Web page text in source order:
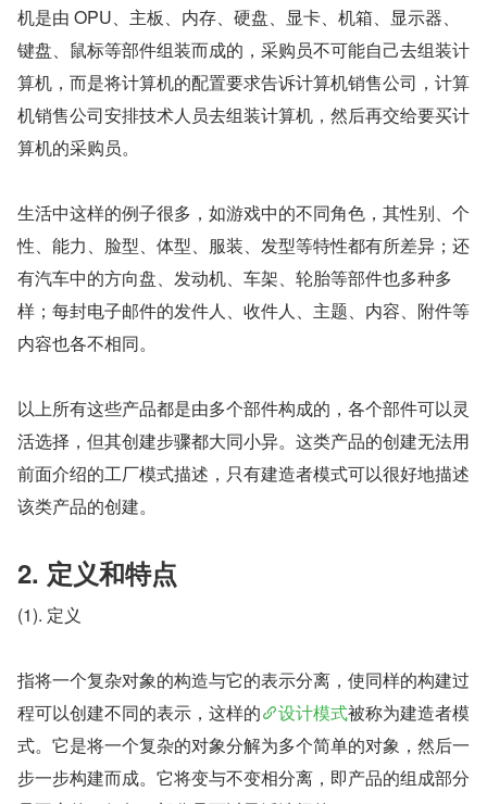
机是由 OPU、主板、内存、硬盘、显卡、机箱、显示器、
键盘、鼠标等部件组装而成的，采购员不可能自己去组装计
算机，而是将计算机的配置要求告诉计算机销售公司，计算
机销售公司安排技术人员去组装计算机，然后再交给要买计
算机的采购员。
生活中这样的例子很多，如游戏中的不同角色，其性别、个
性、能力、脸型、体型、服装、发型等特性都有所差异；还
有汽车中的方向盘、发动机、车架、轮胎等部件也多种多
样；每封电子邮件的发件人、收件人、主题、内容、附件等
内容也各不相同。
以上所有这些产品都是由多个部件构成的，各个部件可以灵
活选择，但其创建步骤都大同小异。这类产品的创建无法用
前面介绍的工厂模式描述，只有建造者模式可以很好地描述
该类产品的创建。
2. 定义和特点
(1). 定义
指将一个复杂对象的构造与它的表示分离，使同样的构建过
程可以创建不同的表示，这样的
设计模式被称为建造者模
式。它是将一个复杂的对象分解为多个简单的对象，然后一
步一步构建而成。它将变与不变相分离，即产品的组成部分